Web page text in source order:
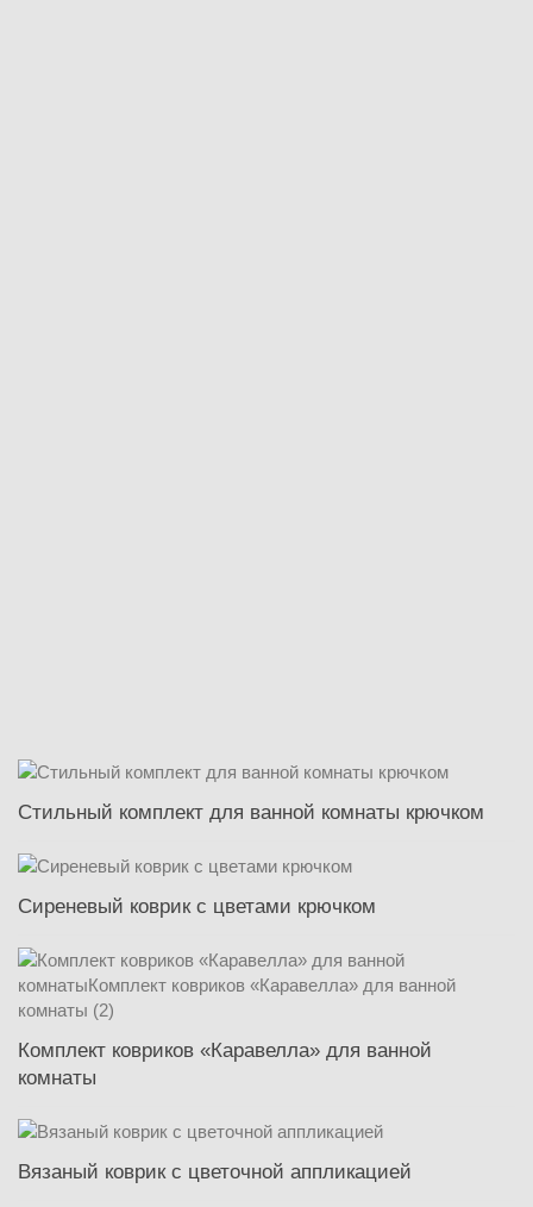
Стильный комплект для ванной комнаты крючком
Сиреневый коврик с цветами крючком
Комплект ковриков «Каравелла» для ванной
комнаты
Вязаный коврик с цветочной аппликацией